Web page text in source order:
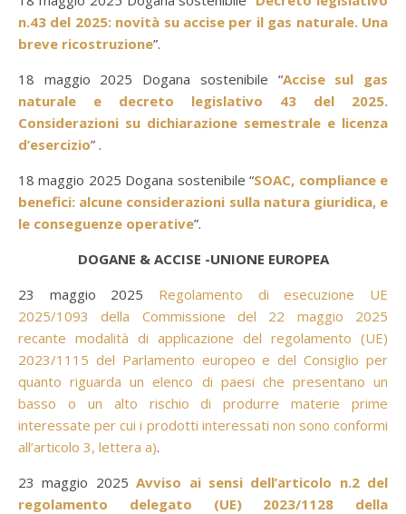
n.43 del 2025: novità su accise per il gas naturale. Una
breve ricostruzione”.
18 maggio 2025 Dogana sostenibile “Accise sul gas
naturale e decreto legislativo 43 del 2025.
Considerazioni su dichiarazione semestrale e licenza
d’esercizio” .
18 maggio 2025 Dogana sostenibile “SOAC, compliance e
benefici: alcune considerazioni sulla natura giuridica, e
le conseguenze operative”.
DOGANE & ACCISE -UNIONE EUROPEA
23 maggio 2025 Regolamento di esecuzione UE
2025/1093 della Commissione del 22 maggio 2025
recante modalità di applicazione del regolamento (UE)
2023/1115 del Parlamento europeo e del Consiglio per
quanto riguarda un elenco di paesi che presentano un
basso o un alto rischio di produrre materie prime
interessate per cui i prodotti interessati non sono conformi
all’articolo 3, lettera a).
23 maggio 2025Avviso ai sensi dell’articolo n.2 del
regolamento delegato (UE) 2023/1128 della